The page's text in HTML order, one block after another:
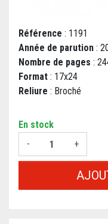
Référence : 1191
Année de parution :
Nombre de pages :
Format : 17x24
Reliure : Broché
En stock
-
+